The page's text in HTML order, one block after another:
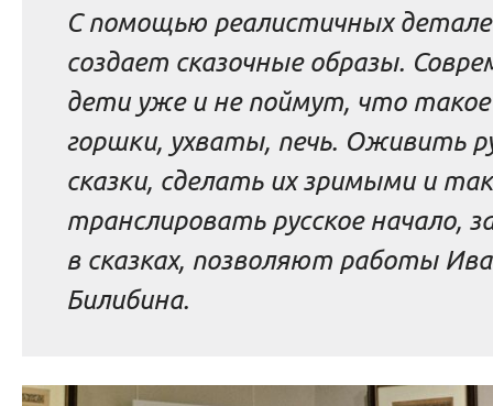
С помощью реалистичных
создает сказочные образы.
дети уже и не поймут, что
горшки, ухваты, печь. Оживить
сказки, сделать их зримыми и
транслировать русское начало,
в сказках, позволяют работы
Билибина.